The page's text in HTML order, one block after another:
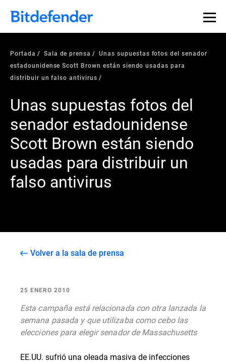
Portada Sala de prensa
Unas supuestas fotos del senador
estadounidense Scott Brown están siendo usadas para
distribuir un falso antivirus
Unas supuestas fotos del
senador estadounidense
Scott Brown están siendo
usadas para distribuir un
falso antivirus
Volver a la sala de prensa
25 ENERO 2010
Esta campaña está relacionada con otra lanzada la
semana pasada y que utilizaba como cebo las
elecciones para elegir senador de Massachusetts
EE.UU. sufrió una oleada masiva de infecciones